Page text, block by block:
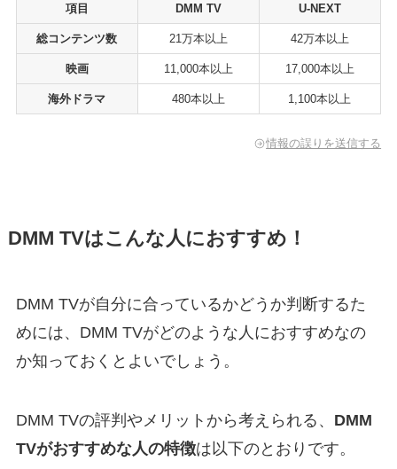
項目 DMM TV U-NEXT
総コンテンツ数 21万本以上 42万本以上
映画 11,000本以上 17,000本以上
海外ドラマ 480本以上 1,100本以上
情報の誤りを送信する
DMM TVはこんな人におすすめ！
DMM TVが自分に合っているかどうか判断するた
めには、DMM TVがどのような人におすすめなの
か知っておくとよいでしょう。
DMM TVの評判やメリットから考えられる、 DMM
TVがおすすめな人の特徴は以下のとおりです。